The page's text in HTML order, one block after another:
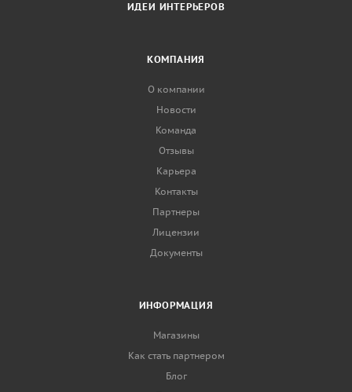
ИДЕИ ИНТЕРЬЕРОВ
КОМПАНИЯ
О компании
Новости
Команда
Отзывы
Карьера
Контакты
Партнеры
Лицензии
Документы
ИНФОРМАЦИЯ
Магазины
Как стать партнером
Блог